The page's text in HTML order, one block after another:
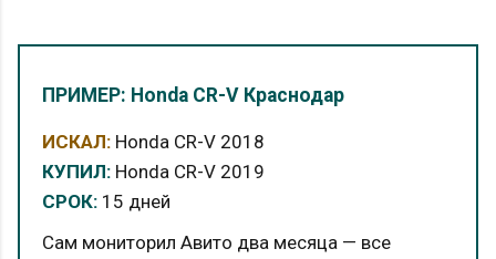
ПРИМЕР: Honda CR-V Краснодар
ИСКАЛ: Honda CR-V 2018
КУПИЛ: Honda CR-V 2019
СРОК: 15 дней
Сам мониторил Авито два месяца — все